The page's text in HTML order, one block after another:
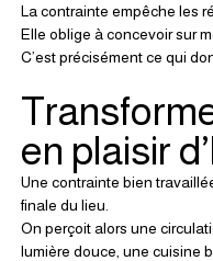
La contrainte empêche les
Elle oblige à concevoir sur
C’est précisément ce qui
en plaisir
Une contrainte bien
finale du lieu.
On perçoit alors une
lumière douce, une cuisine